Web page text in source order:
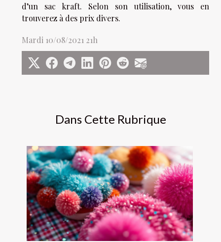
Dans Cette Rubrique
d’un sac kraft. Selon son utilisation, vous en
trouverez à des prix divers.
Mardi 10/08/2021 21h